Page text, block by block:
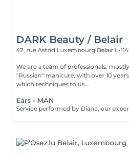
DARK Beauty / Belair
42, rue Astrid Luxembourg Belair L-
We are a team of professionals,
"Russian" manicure, with over 10 years of
which techniques to us...
Ears - MAN